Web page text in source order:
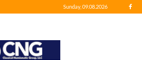
Sunday, 09.08.2026